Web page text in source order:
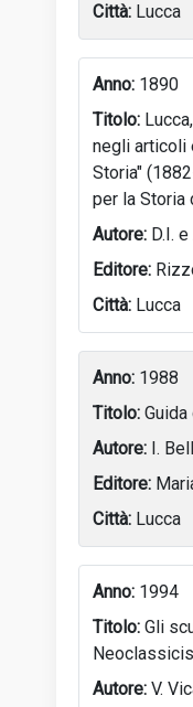
Lucca
1890
negli articoli
Storia"
per la Storia
D.I. e
Lucca
1988
I.
Lucca
1994
Gli
V.